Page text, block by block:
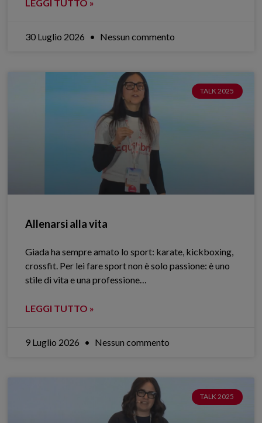
LEGGI TUTTO »
30 Luglio 2026 Nessun commento
TALK 2025
Allenarsi alla vita
Giada ha sempre amato lo sport: karate, kickboxing,
crossfit. Per lei fare sport non è solo passione: è uno
stile di vita e una professione…
LEGGI TUTTO »
9 Luglio 2026 Nessun commento
TALK 2025